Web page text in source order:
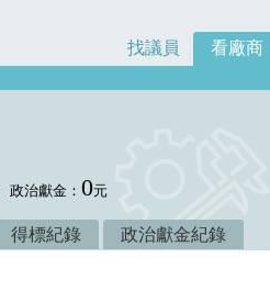
找議員 看廠商
政治獻金：0元
得標紀錄 政治獻金紀錄